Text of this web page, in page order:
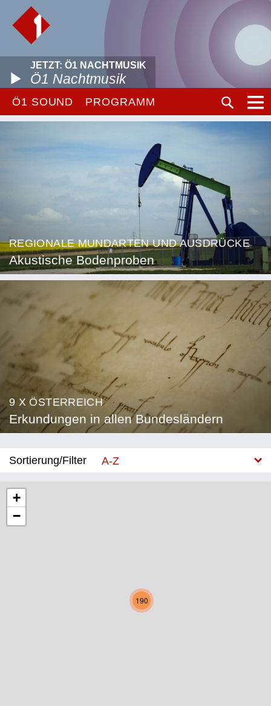
JETZT: Ö1 NACHTMUSIK
Ö1 Nachtmusik
Ö1 SOUND PROGRAMM
REGIONALE MUNDARTEN UND AUSDRÜCKE
Akustische Bodenproben
9 X ÖSTERREICH
Erkundungen in allen Bundesländern
Sortierung/Filter
A-Z
Niederösterreich
Oberösterreich
190
+
−